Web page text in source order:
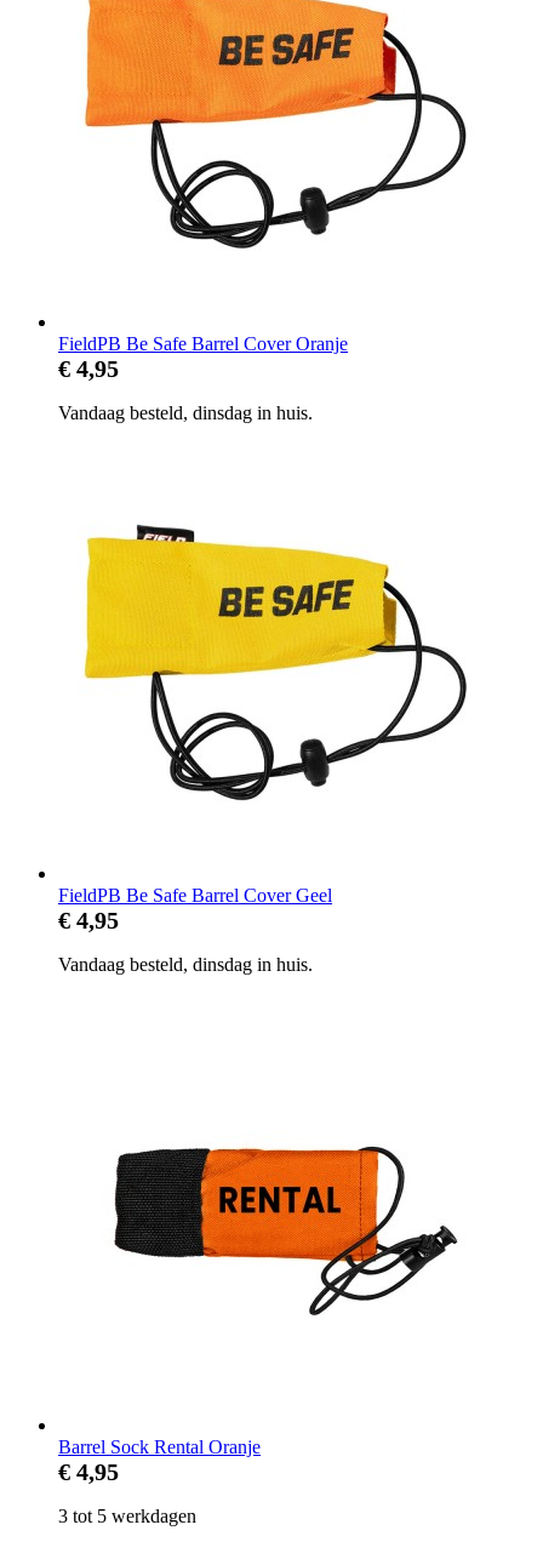
FieldPB Be Safe Barrel Cover Oranje
€ 4,95
Vandaag besteld, dinsdag in huis.
FieldPB Be Safe Barrel Cover Geel
€ 4,95
Vandaag besteld, dinsdag in huis.
Barrel Sock Rental Oranje
€ 4,95
3 tot 5 werkdagen